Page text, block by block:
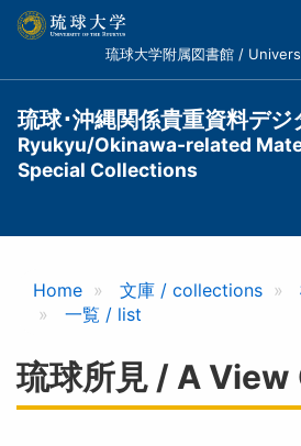
コ
琉球大学附属図書館 /
琉球･沖縄関係貴重資料デジ
Ryukyu/Okinawa-related
Special Collections
Home 文庫 / collections
一覧 / list
琉球所見 / A